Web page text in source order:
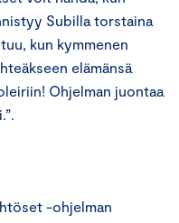
Subilla torstaina
kun kymmenen
elämänsä
Ohjelman juontaa
-ohjelman